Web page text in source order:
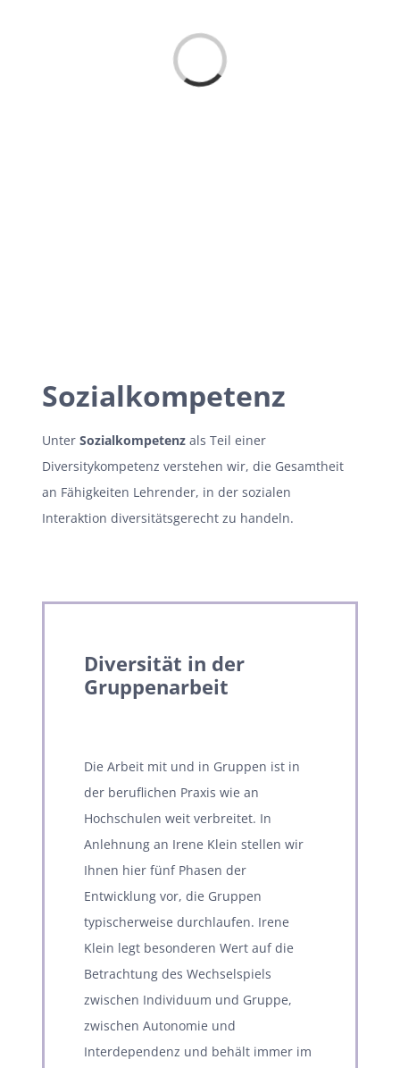
Loading...
Sozialkompetenz
Unter Sozialkompetenz als Teil einer
Diversitykompetenz verstehen wir, die Gesamtheit
an Fähigkeiten Lehrender, in der sozialen
Interaktion diversitätsgerecht zu handeln.
Diversität in der
Gruppenarbeit
Die Arbeit mit und in Gruppen ist in
der beruflichen Praxis wie an
Hochschulen weit verbreitet. In
Anlehnung an Irene Klein stellen wir
Ihnen hier fünf Phasen der
Entwicklung vor, die Gruppen
typischerweise durchlaufen. Irene
Klein legt besonderen Wert auf die
Betrachtung des Wechselspiels
zwischen Individuum und Gruppe,
zwischen Autonomie und
Interdependenz und behält immer im